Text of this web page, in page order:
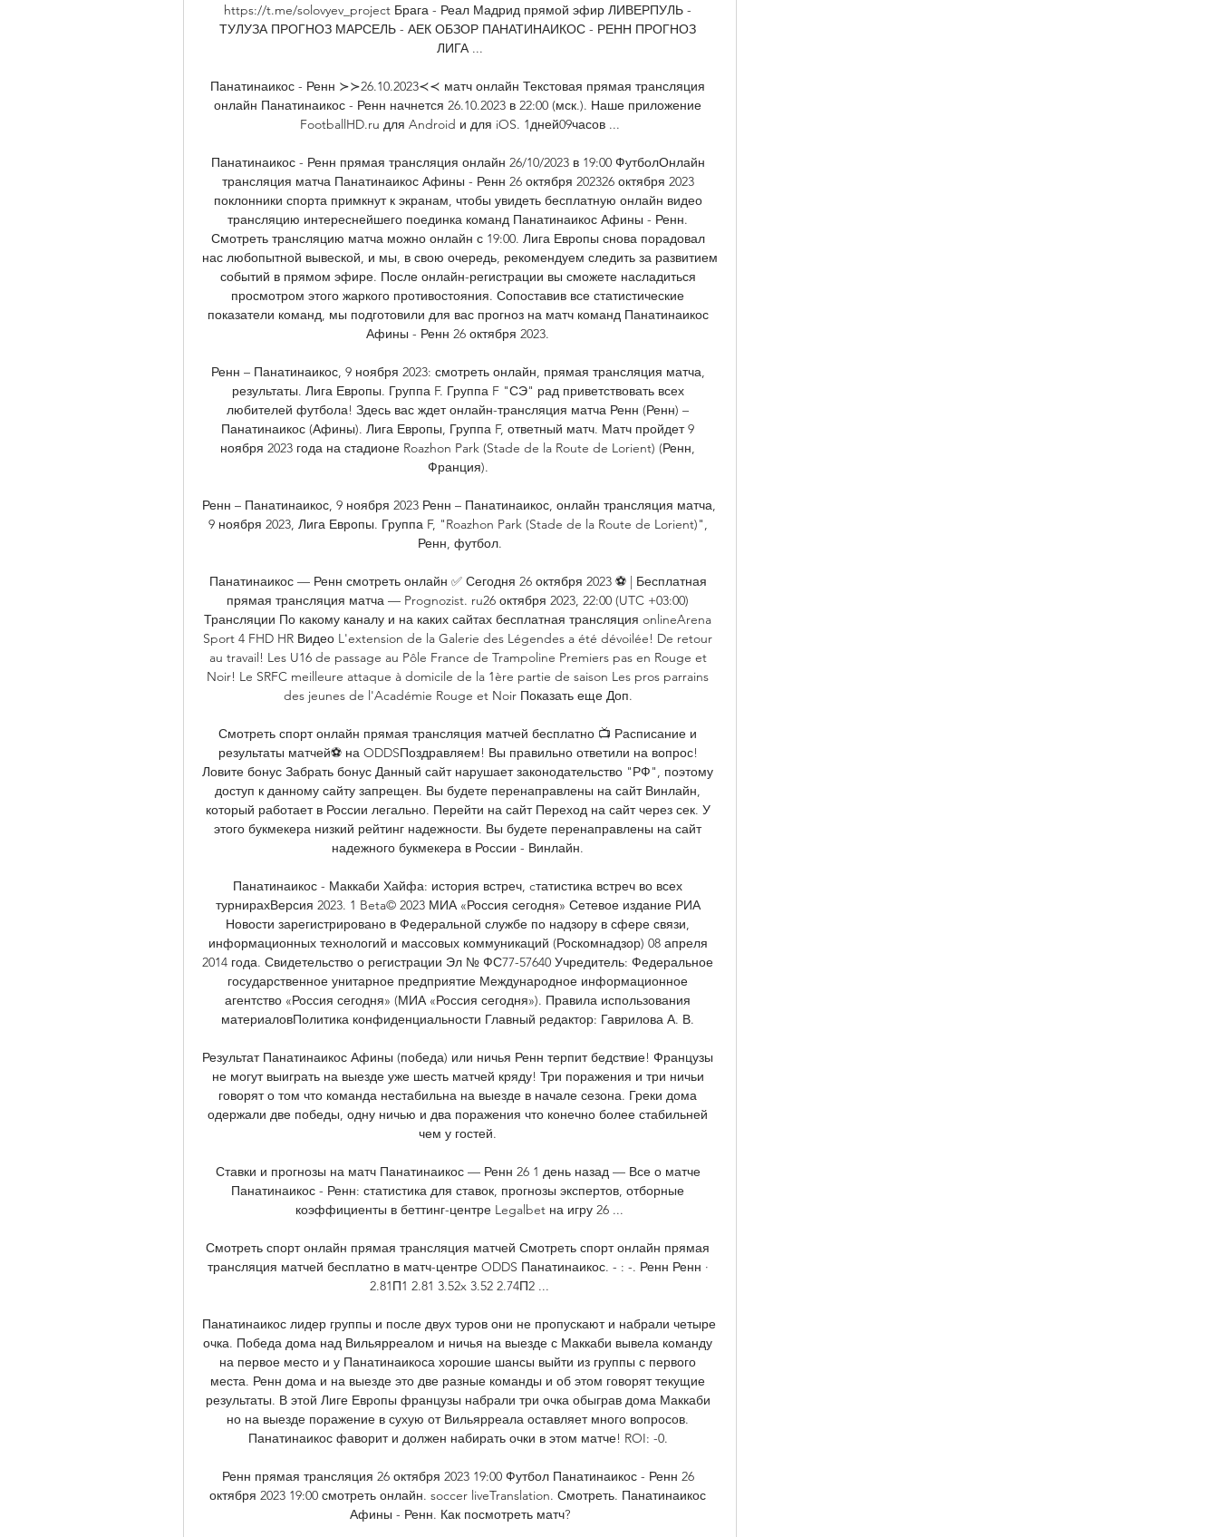
https://t.me/solovyev_project Брага - Реал Мадрид прямой эфир ЛИВЕРПУЛЬ -
ТУЛУЗА ПРОГНОЗ МАРСЕЛЬ - АЕК ОБЗОР ПАНАТИНАИКОС - РЕНН ПРОГНОЗ
ЛИГА ...
Панатинаикос - Ренн ≻≻26.10.2023≺≺ матч онлайн Текстовая прямая трансляция
онлайн Панатинаикос - Ренн начнется 26.10.2023 в 22:00 (мск.). Наше приложение
FootballHD.ru для Android и для iOS. 1дней09часов ...
Панатинаикос - Ренн прямая трансляция онлайн 26/10/2023 в 19:00 ФутболОнлайн
трансляция матча Панатинаикос Афины - Ренн 26 октября 202326 октября 2023
поклонники спорта примкнут к экранам, чтобы увидеть бесплатную онлайн видео
трансляцию интереснейшего поединка команд Панатинаикос Афины - Ренн.
Смотреть трансляцию матча можно онлайн с 19:00. Лига Европы снова порадовал
нас любопытной вывеской, и мы, в свою очередь, рекомендуем следить за развитием
событий в прямом эфире. После онлайн-регистрации вы сможете насладиться
просмотром этого жаркого противостояния. Сопоставив все статистические
показатели команд, мы подготовили для вас прогноз на матч команд Панатинаикос
Афины - Ренн 26 октября 2023.
Ренн – Панатинаикос, 9 ноября 2023: смотреть онлайн, прямая трансляция матча,
результаты. Лига Европы. Группа F. Группа F "СЭ" рад приветствовать всех
любителей футбола! Здесь вас ждет онлайн-трансляция матча Ренн (Ренн) –
Панатинаикос (Афины). Лига Европы, Группа F, ответный матч. Матч пройдет 9
ноября 2023 года на стадионе Roazhon Park (Stade de la Route de Lorient) (Ренн,
Франция).
Ренн – Панатинаикос, 9 ноября 2023 Ренн – Панатинаикос, онлайн трансляция матча,
9 ноября 2023, Лига Европы. Группа F, "Roazhon Park (Stade de la Route de Lorient)",
Ренн, футбол.
Панатинаикос — Ренн смотреть онлайн ✅ Сегодня 26 октября 2023 ⚽ | Бесплатная
прямая трансляция матча — Prognozist. ru26 октября 2023, 22:00 (UTC +03:00)
Трансляции По какому каналу и на каких сайтах бесплатная трансляция onlineArena
Sport 4 FHD HR Видео L'extension de la Galerie des Légendes a été dévoilée! De retour
au travail! Les U16 de passage au Pôle France de Trampoline Premiers pas en Rouge et
Noir! Le SRFC meilleure attaque à domicile de la 1ère partie de saison Les pros parrains
des jeunes de l'Académie Rouge et Noir Показать еще Доп.
Смотреть спорт онлайн прямая трансляция матчей бесплатно 📺 Расписание и
результаты матчей⚽ на ODDSПоздравляем! Вы правильно ответили на вопрос!
Ловите бонус Забрать бонус Данный сайт нарушает законодательство "РФ", поэтому
доступ к данному сайту запрещен. Вы будете перенаправлены на сайт Винлайн,
который работает в России легально. Перейти на сайт Переход на сайт через сек. У
этого букмекера низкий рейтинг надежности. Вы будете перенаправлены на сайт
надежного букмекера в России - Винлайн.
Панатинаикос - Маккаби Хайфа: история встреч, cтатистика встреч во всех
турнирахВерсия 2023. 1 Beta© 2023 МИА «Россия сегодня» Сетевое издание РИА
Новости зарегистрировано в Федеральной службе по надзору в сфере связи,
информационных технологий и массовых коммуникаций (Роскомнадзор) 08 апреля
2014 года. Свидетельство о регистрации Эл № ФС77-57640 Учредитель: Федеральное
государственное унитарное предприятие Международное информационное
агентство «Россия сегодня» (МИА «Россия сегодня»). Правила использования
материаловПолитика конфиденциальности Главный редактор: Гаврилова А. В.
Результат Панатинаикос Афины (победа) или ничья Ренн терпит бедствие! Французы
не могут выиграть на выезде уже шесть матчей кряду! Три поражения и три ничьи
говорят о том что команда нестабильна на выезде в начале сезона. Греки дома
одержали две победы, одну ничью и два поражения что конечно более стабильней
чем у гостей.
Ставки и прогнозы на матч Панатинаикос — Ренн 26 1 день назад — Все о матче
Панатинаикос - Ренн: статистика для ставок, прогнозы экспертов, отборные
коэффициенты в беттинг-центре Legalbet на игру 26 ...
Смотреть спорт онлайн прямая трансляция матчей Смотреть спорт онлайн прямая
трансляция матчей бесплатно в матч-центре ODDS Панатинаикос. - : -. Ренн Ренн ·
2.81П1 2.81 3.52x 3.52 2.74П2 ...
Панатинаикос лидер группы и после двух туров они не пропускают и набрали четыре
очка. Победа дома над Вильярреалом и ничья на выезде с Маккаби вывела команду
на первое место и у Панатинаикоса хорошие шансы выйти из группы с первого
места. Ренн дома и на выезде это две разные команды и об этом говорят текущие
результаты. В этой Лиге Европы французы набрали три очка обыграв дома Маккаби
но на выезде поражение в сухую от Вильярреала оставляет много вопросов.
Панатинаикос фаворит и должен набирать очки в этом матче! ROI: -0.
Ренн прямая трансляция 26 октября 2023 19:00 Футбол Панатинаикос - Ренн 26
октября 2023 19:00 смотреть онлайн. soccer liveTranslation. Смотреть. Панатинаикос
Афины - Ренн. Как посмотреть матч?